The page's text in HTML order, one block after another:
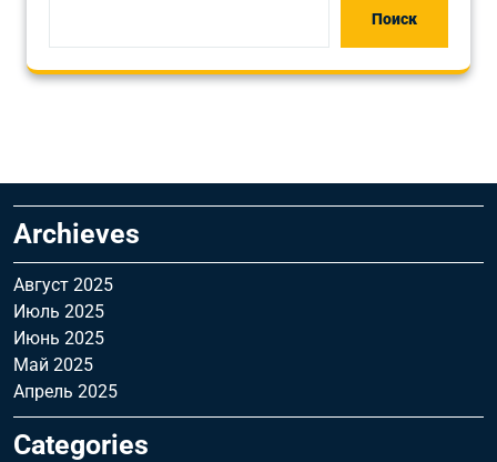
Поиск
Archieves
Август 2025
Июль 2025
Июнь 2025
Май 2025
Апрель 2025
Categories